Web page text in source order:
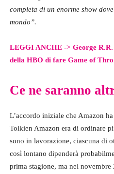
completa di un enorme show
mondo”.
LEGGI ANCHE -> George
della HBO di fare Game of
Ce ne saranno
L’accordo iniziale che Amazon
Tolkien Amazon era di ordinare
sono in lavorazione, ciascuna di
così lontano dipenderà
prima stagione, ma nel novembre